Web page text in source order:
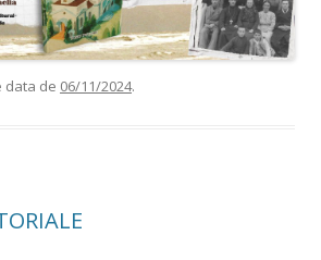
data de 06/11/2024.